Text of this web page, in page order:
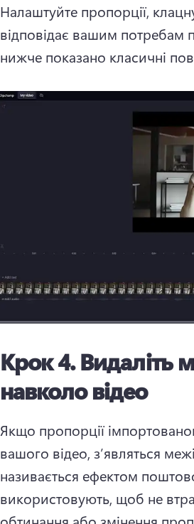
Налаштуйте пропорції,
відповідає вашим потребам
нижче показано класичні
Крок 4.Видаліть
навколо відео
Якщо пропорції
вашого відео, з’являться
називається ефектом
використовують, щоб не